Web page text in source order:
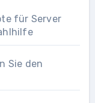
für Server
Sie den